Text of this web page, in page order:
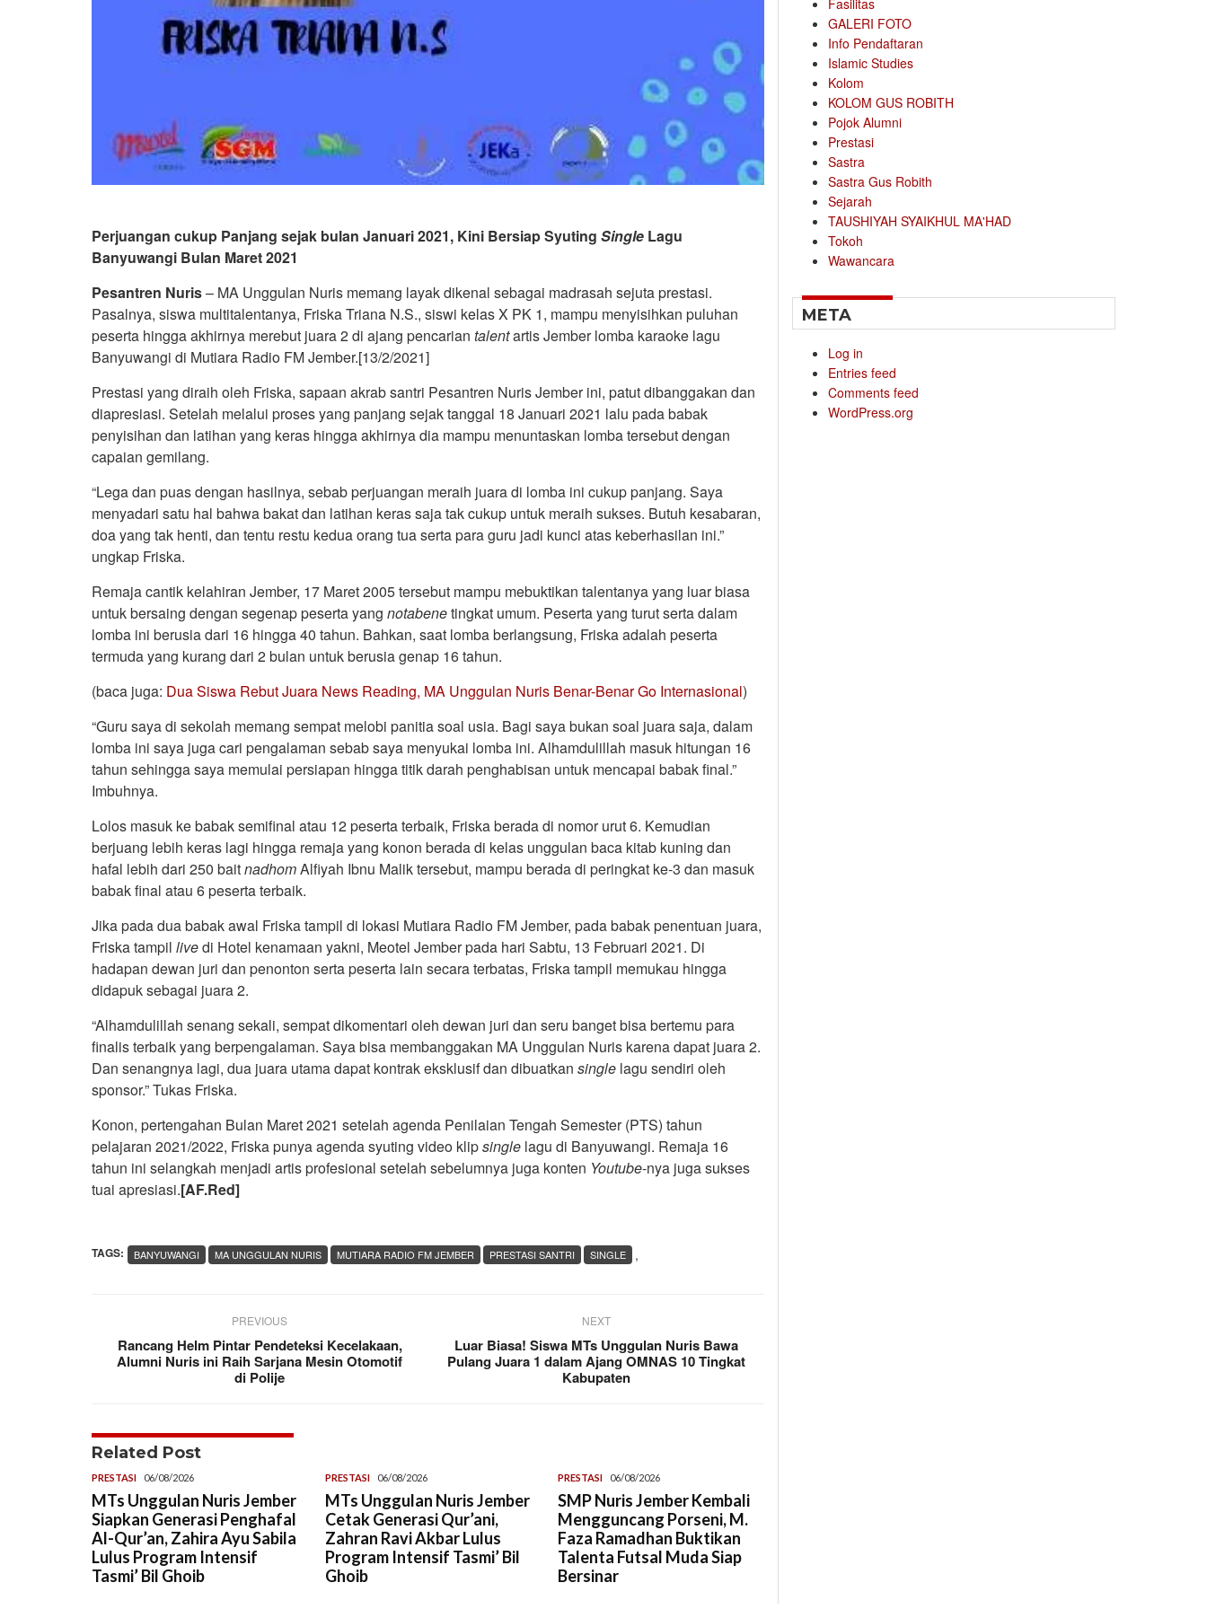
Perjuangan cukup Panjang sejak bulan Januari 2021, Kini Bersiap Syuting Single Lagu
Banyuwangi Bulan Maret 2021
Pesantren Nuris– MA Unggulan Nuris memang layak dikenal sebagai madrasah sejuta prestasi.
Pasalnya, siswa multitalentanya, Friska Triana N.S., siswi kelas X PK 1, mampu menyisihkan puluhan
peserta hingga akhirnya merebut juara 2 di ajang pencarian talentartis Jember lomba karaoke lagu
Banyuwangi di Mutiara Radio FM Jember.[13/2/2021]
Prestasi yang diraih oleh Friska, sapaan akrab santri Pesantren Nuris Jember ini, patut dibanggakan dan
diapresiasi. Setelah melalui proses yang panjang sejak tanggal 18 Januari 2021 lalu pada babak
penyisihan dan latihan yang keras hingga akhirnya dia mampu menuntaskan lomba tersebut dengan
capaian gemilang.
“Lega dan puas dengan hasilnya, sebab perjuangan meraih juara di lomba ini cukup panjang. Saya
menyadari satu hal bahwa bakat dan latihan keras saja tak cukup untuk meraih sukses. Butuh kesabaran,
doa yang tak henti, dan tentu restu kedua orang tua serta para guru jadi kunci atas keberhasilan ini.”
ungkap Friska.
Remaja cantik kelahiran Jember, 17 Maret 2005 tersebut mampu mebuktikan talentanya yang luar biasa
untuk bersaing dengan segenap peserta yang notabenetingkat umum. Peserta yang turut serta dalam
lomba ini berusia dari 16 hingga 40 tahun. Bahkan, saat lomba berlangsung, Friska adalah peserta
termuda yang kurang dari 2 bulan untuk berusia genap 16 tahun.
(baca juga: Dua Siswa Rebut Juara News Reading, MA Unggulan Nuris Benar-Benar Go Internasional)
“Guru saya di sekolah memang sempat melobi panitia soal usia. Bagi saya bukan soal juara saja, dalam
lomba ini saya juga cari pengalaman sebab saya menyukai lomba ini. Alhamdulillah masuk hitungan 16
tahun sehingga saya memulai persiapan hingga titik darah penghabisan untuk mencapai babak final.”
Imbuhnya.
Lolos masuk ke babak semifinal atau 12 peserta terbaik, Friska berada di nomor urut 6. Kemudian
berjuang lebih keras lagi hingga remaja yang konon berada di kelas unggulan baca kitab kuning dan
hafal lebih dari 250 baitnadhomAlfiyah Ibnu Malik tersebut, mampu berada di peringkat ke-3 dan masuk
babak final atau 6 peserta terbaik.
Jika pada dua babak awal Friska tampil di lokasi Mutiara Radio FM Jember, pada babak penentuan juara,
Friska tampil livedi Hotel kenamaan yakni, Meotel Jember pada hari Sabtu, 13 Februari 2021. Di
hadapan dewan juri dan penonton serta peserta lain secara terbatas, Friska tampil memukau hingga
didapuk sebagai juara 2.
“Alhamdulillah senang sekali, sempat dikomentari oleh dewan juri dan seru banget bisa bertemu para
finalis terbaik yang berpengalaman. Saya bisa membanggakan MA Unggulan Nuris karena dapat juara 2.
Dan senangnya lagi, dua juara utama dapat kontrak eksklusif dan dibuatkan single lagu sendiri oleh
sponsor.” Tukas Friska.
Konon, pertengahan Bulan Maret 2021 setelah agenda Penilaian Tengah Semester (PTS) tahun
pelajaran 2021/2022, Friska punya agenda syuting video klipsingle lagu di Banyuwangi. Remaja 16
tahun ini selangkah menjadi artis profesional setelah sebelumnya juga konten Youtube-nya juga sukses
tuai apresiasi.[AF.Red]
TAGS: ,
BANYUWANGI MA UNGGULAN NURIS MUTIARA RADIO FM JEMBER PRESTASI SANTRI SINGLE
PREVIOUS
Rancang Helm Pintar Pendeteksi Kecelakaan,
Alumni Nuris ini Raih Sarjana Mesin Otomotif
di Polije
NEXT
Luar Biasa! Siswa MTs Unggulan Nuris Bawa
Pulang Juara 1 dalam Ajang OMNAS 10 Tingkat
Kabupaten
Related Post
PRESTASI 06/08/2026
MTs Unggulan Nuris Jember
Siapkan Generasi Penghafal
Al-Qur’an, Zahira Ayu Sabila
Lulus Program Intensif
Tasmi’ Bil Ghoib
PRESTASI 06/08/2026
MTs Unggulan Nuris Jember
Cetak Generasi Qur’ani,
Zahran Ravi Akbar Lulus
Program Intensif Tasmi’ Bil
Ghoib
PRESTASI 06/08/2026
SMP Nuris Jember Kembali
Mengguncang Porseni, M.
Faza Ramadhan Buktikan
Talenta Futsal Muda Siap
Bersinar
Fasilitas
GALERI FOTO
Info Pendaftaran
Islamic Studies
Kolom
KOLOM GUS ROBITH
Pojok Alumni
Prestasi
Sastra
Sastra Gus Robith
Sejarah
TAUSHIYAH SYAIKHUL MA'HAD
Tokoh
Wawancara
META
Log in
Entries feed
Comments feed
WordPress.org